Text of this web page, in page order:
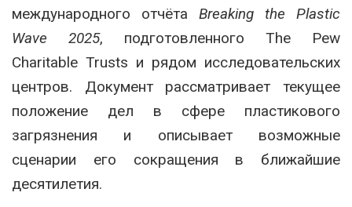
международного отчёта Breaking the Plastic
Wave 2025, подготовленного The Pew
Charitable Trusts и рядом исследовательских
центров. Документ рассматривает текущее
положение дел в сфере пластикового
загрязнения и описывает возможные
сценарии его сокращения в ближайшие
десятилетия.